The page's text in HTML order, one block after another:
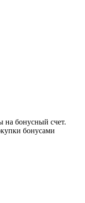
на бонусный счет.
бонусами